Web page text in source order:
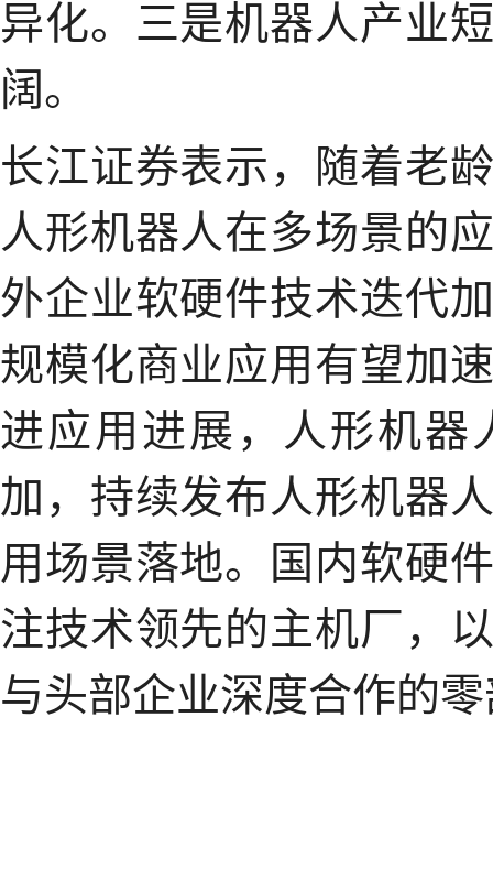
异化。三是机器人产业
阔。
长江证券表示，随着老
人形机器人在多场景的
外企业软硬件技术迭代
规模化商业应用有望加
进应用进展，人形机
加，持续发布人形机器
用场景落地。国内软硬
注技术领先的主机厂，
与头部企业深度合作的